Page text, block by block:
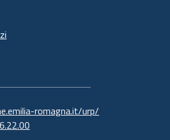
romagna.it/urp/